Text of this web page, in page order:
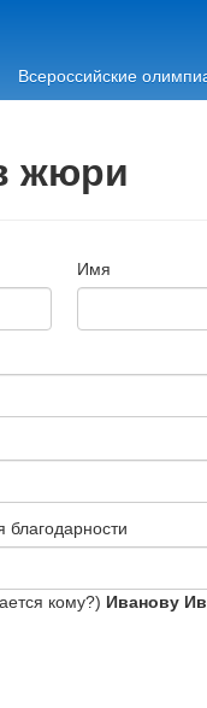
Всероссийские
жюри
Имя
кому?) Иванову